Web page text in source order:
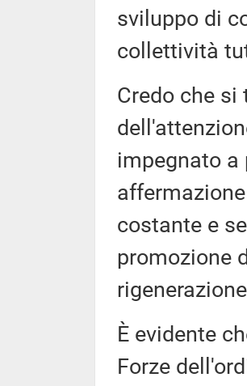
sviluppo di
collettività
Credo che
impegnato a
costante e
promozione
È evidente
Forze